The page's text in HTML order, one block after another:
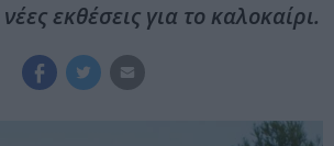
εκθέσεις για το καλοκαίρι.